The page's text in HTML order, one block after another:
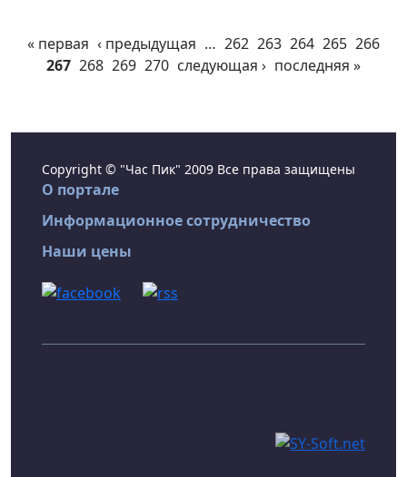
« первая ‹ предыдущая … 262 263 264 265 266
267 268 269 270 следующая › последняя »
Copyright © "Час Пик" 2009 Все права защищены
О портале
Информационное сотрудничество
Наши цены